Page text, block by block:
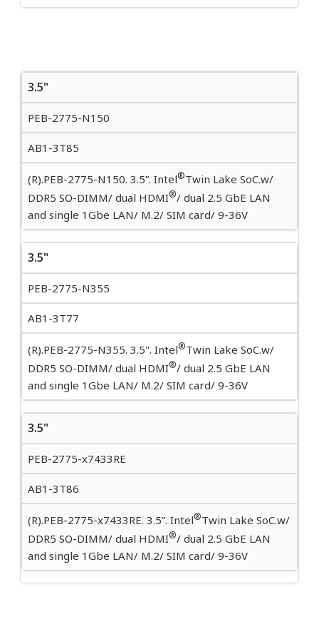
3.5"
PEB-2775-N150
AB1-3T85
(R).PEB-2775-N150. 3.5”. Intel®Twin Lake SoC.w/
DDR5 SO-DIMM/ dual HDMI®/ dual 2.5 GbE LAN
and single 1Gbe LAN/ M.2/ SIM card/ 9-36V
3.5"
PEB-2775-N355
AB1-3T77
(R).PEB-2775-N355. 3.5". Intel®Twin Lake SoC.w/
DDR5 SO-DIMM/ dual HDMI®/ dual 2.5 GbE LAN
and single 1Gbe LAN/ M.2/ SIM card/ 9-36V
3.5"
PEB-2775-x7433RE
AB1-3T86
(R).PEB-2775-x7433RE. 3.5”. Intel®Twin Lake SoC.w/
DDR5 SO-DIMM/ dual HDMI®/ dual 2.5 GbE LAN
and single 1Gbe LAN/ M.2/ SIM card/ 9-36V